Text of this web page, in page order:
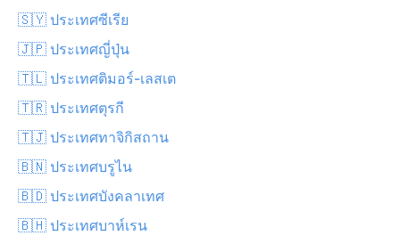
🇸🇾 ประเทศซีเรีย
🇯🇵 ประเทศญี่ปุ่น
🇹🇱 ประเทศติมอร์-เลสเต
🇹🇷 ประเทศตุรกี
🇹🇯 ประเทศทาจิกิสถาน
🇧🇳 ประเทศบรูไน
🇧🇩 ประเทศบังคลาเทศ
🇧🇭 ประเทศบาห์เรน